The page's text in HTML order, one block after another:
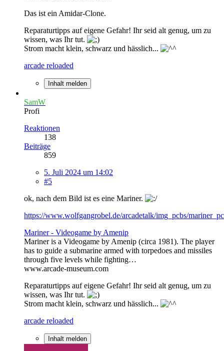
Das ist ein Amidar-Clone.
Reparaturtipps auf eigene Gefahr! Ihr seid alt genug, um zu
wissen, was Ihr tut.
Strom macht klein, schwarz und hässlich...
arcade reloaded
Inhalt melden
SamW
Profi
Reaktionen
138
Beiträge
859
5. Juli 2024 um 14:02
#5
ok, nach dem Bild ist es eine Mariner.
https://www.wolfgangrobel.de/arcadetalk/img_pcbs/
Mariner - Videogame by Amenip
Mariner is a Videogame by Amenip (circa 1981). The player
has to guide a submarine armed with torpedoes and missiles
through five levels while fighting…
www.arcade-museum.com
Reparaturtipps auf eigene Gefahr! Ihr seid alt genug, um zu
wissen, was Ihr tut.
Strom macht klein, schwarz und hässlich...
arcade reloaded
Inhalt melden